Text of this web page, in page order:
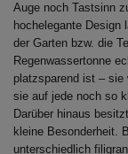
Auge noch Tastsinn
hochelegante Design
der Garten bzw. die
Regenwassertonne
platzsparend ist –
sie auf jede noch so
Darüber hinaus
kleine Besonderheit.
unterschiedlich